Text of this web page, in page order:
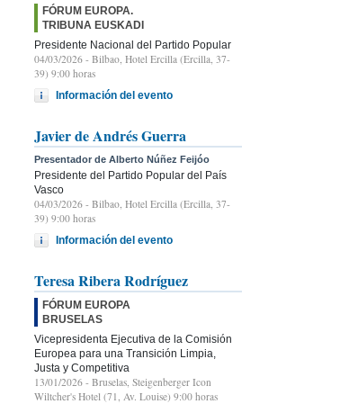
FÓRUM EUROPA.
TRIBUNA EUSKADI
Presidente Nacional del Partido Popular
04/03/2026 - Bilbao, Hotel Ercilla (Ercilla, 37-
39) 9:00 horas
Información del evento
Javier de Andrés Guerra
Presentador de Alberto Núñez Feijóo
Presidente del Partido Popular del País
Vasco
04/03/2026 - Bilbao, Hotel Ercilla (Ercilla, 37-
39) 9:00 horas
Información del evento
Teresa Ribera Rodríguez
FÓRUM EUROPA
BRUSELAS
Vicepresidenta Ejecutiva de la Comisión
Europea para una Transición Limpia,
Justa y Competitiva
13/01/2026 - Bruselas, Steigenberger Icon
Wiltcher's Hotel (71, Av. Louise) 9:00 horas